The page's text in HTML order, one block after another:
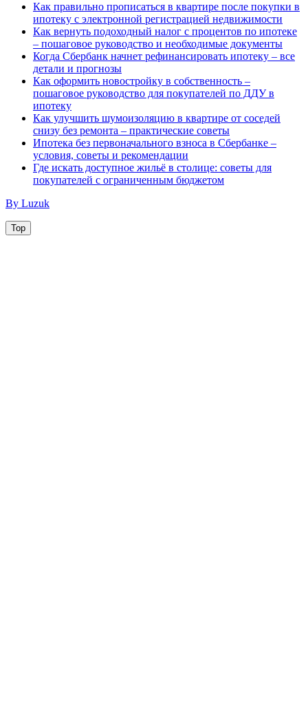
Как правильно прописаться в квартире после покупки в
ипотеку с электронной регистрацией недвижимости
Как вернуть подоходный налог с процентов по ипотеке
– пошаговое руководство и необходимые документы
Когда Сбербанк начнет рефинансировать ипотеку – все
детали и прогнозы
Как оформить новостройку в собственность –
пошаговое руководство для покупателей по ДДУ в
ипотеку
Как улучшить шумоизоляцию в квартире от соседей
снизу без ремонта – практические советы
Ипотека без первоначального взноса в Сбербанке –
условия, советы и рекомендации
Где искать доступное жильё в столице: советы для
покупателей с ограниченным бюджетом
By Luzuk
Top